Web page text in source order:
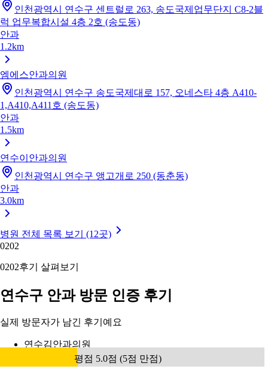
인천광역시 연수구 센트럴로 263, 송도국제업무단지 C8-2블
럭 업무복합시설 4층 2호 (송도동)
안과
1.2km
엠에스안과의원
인천광역시 연수구 송도국제대로 157, 오네스타 4층 A410-
1,A410,A411호 (송도동)
안과
1.5km
연수이안과의원
인천광역시 연수구 앵고개로 250 (동춘동)
안과
3.0km
병원 전체 목록 보기 (12곳)
0202
0202후기 살펴보기
연수구 안과 방문 인증 후기
실제 방문자가 남긴 후기예요
연수김안과의원
평점 5.0점 (5점 만점)